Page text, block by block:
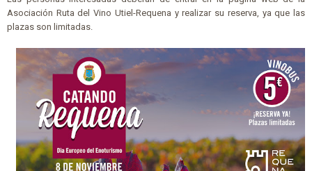
Asociación Ruta del Vino Utiel-Requena y realizar su reserva, ya que las
plazas son limitadas.